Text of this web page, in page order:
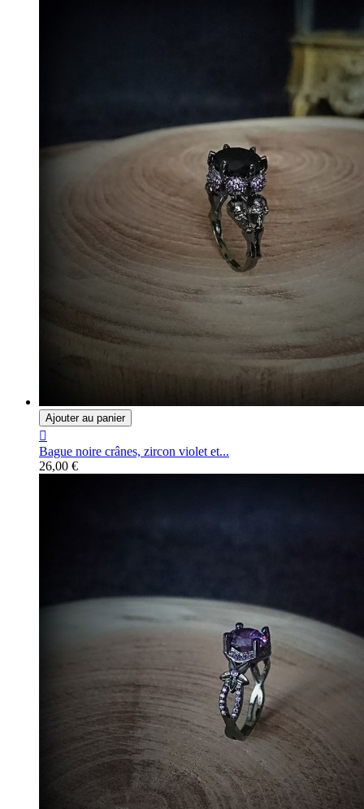
Ajouter au panier

Bague noire crânes, zircon violet et...
26,00 €